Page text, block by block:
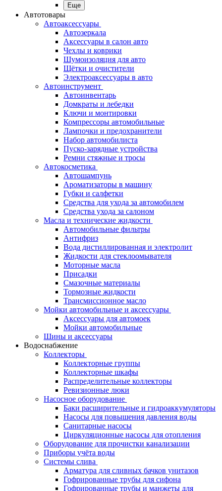
Еще
Автотовары
Автоаксессуары
Автозеркала
Аксессуары в салон авто
Чехлы и коврики
Шумоизоляция для авто
Щётки и очистители
Электроаксессуары в авто
Автоинструмент
Автоинвентарь
Домкраты и лебедки
Ключи и монтировки
Компрессоры автомобильные
Лампочки и предохранители
Набор автомобилиста
Пуско-зарядные устройства
Ремни стяжные и тросы
Автокосметика
Автошампунь
Ароматизаторы в машину
Губки и салфетки
Средства для ухода за автомобилем
Средства ухода за салоном
Масла и технические жидкости
Автомобильные фильтры
Антифриз
Вода дистиллированная и электролит
Жидкости для стеклоомывателя
Моторные масла
Присадки
Смазочные материалы
Тормозные жидкости
Трансмиссионное масло
Мойки автомобильные и аксессуары
Аксессуары для автомоек
Мойки автомобильные
Шины и аксессуары
Водоснабжение
Коллекторы
Коллекторные группы
Коллекторные шкафы
Распределительные коллекторы
Ревизионные люки
Насосное оборудование
Баки расширительные и гидроаккумуляторы
Насосы для повышения давления воды
Санитарные насосы
Циркуляционные насосы для отопления
Оборудование для прочистки канализации
Приборы учёта воды
Системы слива
Арматура для сливных бачков унитазов
Гофрированные трубы для сифона
Гофрированные трубы и манжеты для